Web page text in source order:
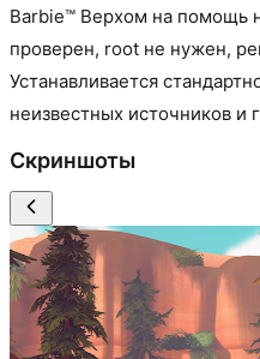
Barbie™ Верхом на помощь
проверен, root не нужен,
Устанавливается
неизвестных источников и
Скриншоты